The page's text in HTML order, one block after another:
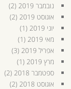
נובמבר 2019
(2)
אוגוסט 2019
(2)
יוני 2019
(1)
מאי 2019
(1)
אפריל 2019
(3)
מרץ 2019
(1)
ספטמבר 2018
(2)
אוגוסט 2018
(2)